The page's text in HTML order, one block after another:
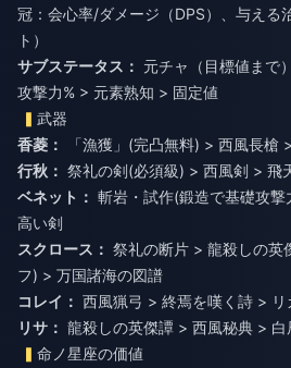
冠：会心率/ダメージ（DPS）、与える
ト）
サブステータス： 元チャ（目標値まで
攻撃力% > 元素熟知 > 固定値
武器
香菱：
「漁獲」(完凸無料) > 西風長槍
行秋： 祭礼の剣(必須級) > 西風剣 > 飛
ベネット： 斬岩・試作(鍛造で基礎攻
高い剣
スクロース： 祭礼の断片 > 龍殺しの
フ) > 万国諸海の図譜
コレイ： 西風猟弓 > 終焉を嘆く詩 > リ
リサ： 龍殺しの英傑譚 > 西風秘典 > 白
命ノ星座の価値